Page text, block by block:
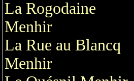
La Rogodaine
Menhir
La Rue au Blancq
Menhir